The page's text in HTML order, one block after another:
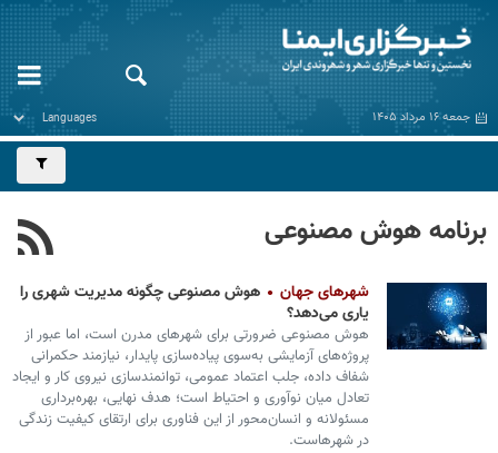
جمعه ۱۶ مرداد ۱۴۰۵
برنامه هوش مصنوعی
شهرهای جهان
هوش مصنوعی چگونه مدیریت شهری را
یاری می‌دهد؟
هوش مصنوعی ضرورتی برای شهرهای مدرن است، اما عبور از
پروژه‌های آزمایشی به‌سوی پیاده‌سازی پایدار، نیازمند حکمرانی
شفاف داده، جلب اعتماد عمومی، توانمندسازی نیروی کار و ایجاد
تعادل میان نوآوری و احتیاط است؛ هدف نهایی، بهره‌برداری
مسئولانه و انسان‌محور از این فناوری برای ارتقای کیفیت زندگی
در شهرهاست.